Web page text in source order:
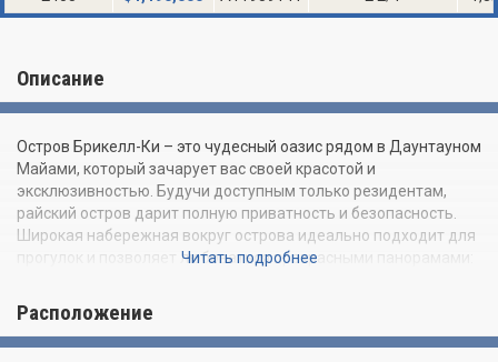
Описание
Остров Брикелл-Ки – это чудесный оазис рядом в Даунтауном
Майами, который зачарует вас своей красотой и
эксклюзивностью. Будучи доступным только резидентам,
райский остров дарит полную приватность и безопасность.
Широкая набережная вокруг острова идеально подходит для
прогулок и позволяет любоваться прекрасными панорамами:
Фишер-Айленда на северо-востоке.
Asia Brickell Key Condo – это жемчужина острова,
Читать подробнее
Расположение